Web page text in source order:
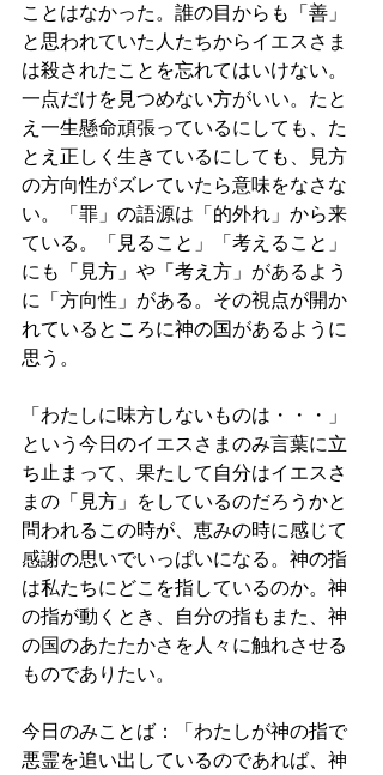
ことはなかった。誰の目からも「善」
と思われていた人たちからイエスさま
は殺されたことを忘れてはいけない。
一点だけを見つめない方がいい。たと
え一生懸命頑張っているにしても、た
とえ正しく生きているにしても、見方
の方向性がズレていたら意味をなさな
い。「罪」の語源は「的外れ」から来
ている。「見ること」「考えること」
にも「見方」や「考え方」があるよう
に「方向性」がある。その視点が開か
れているところに神の国があるように
思う。
「わたしに味方しないものは・・・」
という今日のイエスさまのみ言葉に立
ち止まって、果たして自分はイエスさ
まの「見方」をしているのだろうかと
問われるこの時が、恵みの時に感じて
感謝の思いでいっぱいになる。神の指
は私たちにどこを指しているのか。神
の指が動くとき、自分の指もまた、神
の国のあたたかさを人々に触れさせる
ものでありたい。
今日のみことば：「わたしが神の指で
悪霊を追い出しているのであれば、神